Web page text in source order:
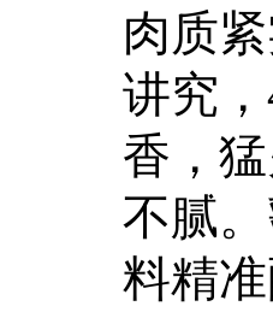
肉质
讲究
香，
不腻
料精